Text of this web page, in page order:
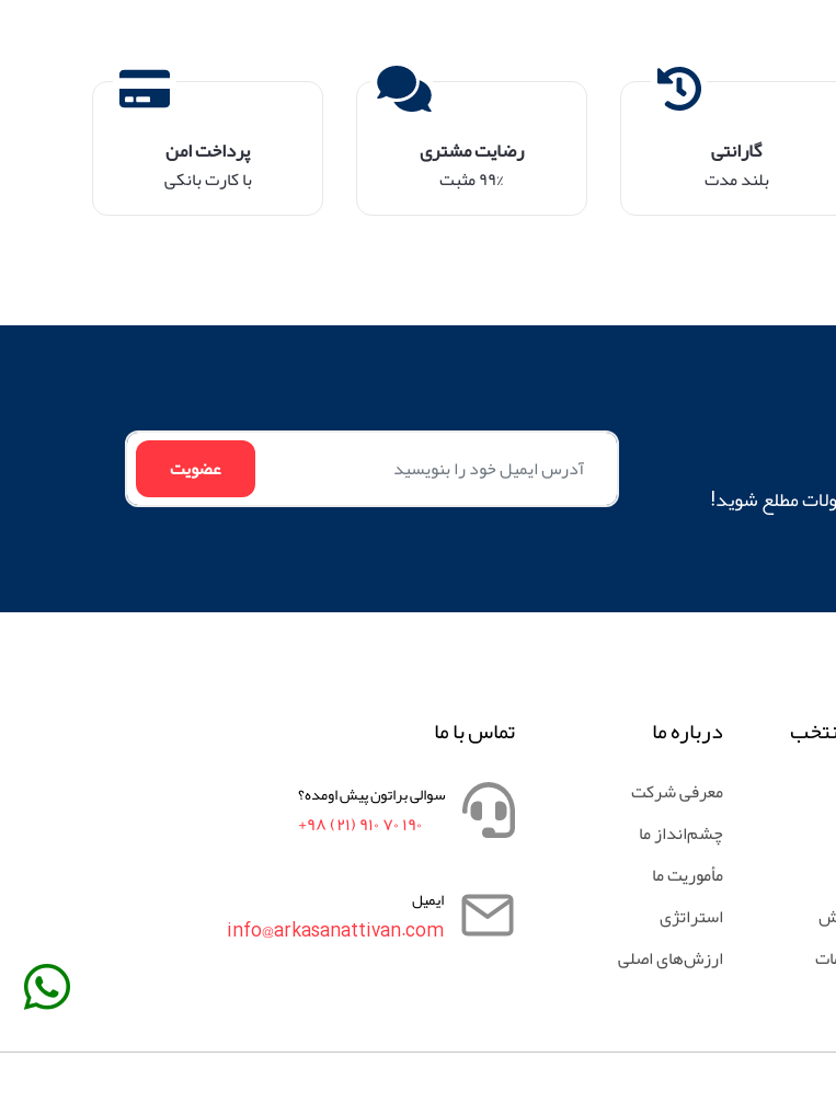
گارانتی
بلند مدت
رضایت مشتری
۹۹% مثبت
پرداخت امن
با کارت بانکی
مطلع شوید!
درباره ما
معرفی شرکت
چشم‌انداز ما
مأموریت ما
استراتژی
ارزش‌های اصلی
تماس با ما
سوالی براتون پیش اومده؟
+۹۸ (۲۱) ۹۱۰ ۷۰ ۱۹۰
ایمیل
info@arkasanattivan.com